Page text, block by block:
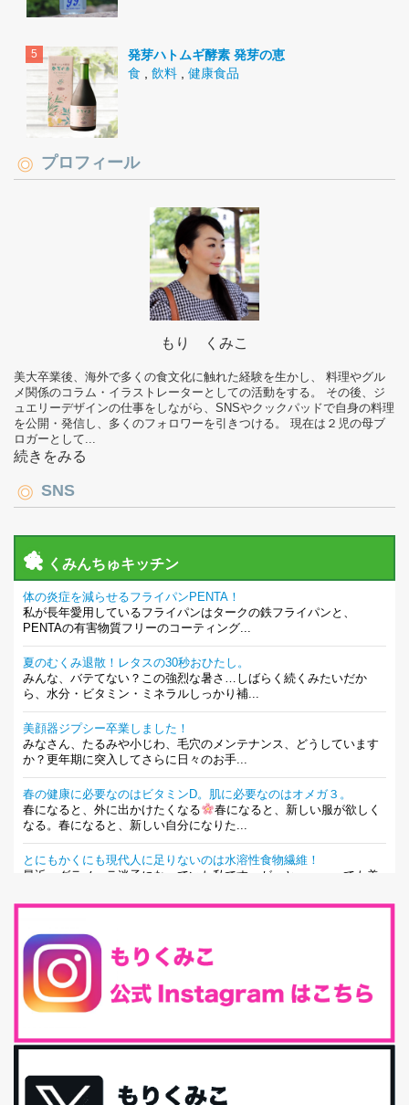
発芽ハトムギ酵素 発芽の恵
食
飲料 健康食品
プロフィール
もり くみこ
美大卒業後、海外で多くの食文化に触れた経験を生かし、 料理やグル
メ関係のコラム・イラストレーターとしての活動をする。 その後、ジ
ュエリーデザインの仕事をしながら、SNSやクックパッドで自身の料理
を公開・発信し、多くのフォロワーを引きつける。 現在は２児の母ブ
ロガーとして...
続きをみる
SNS
くみんちゅキッチン
体の炎症を減らせるフライパンPENTA！
私が長年愛用しているフライパンはタークの鉄フライパンと、
PENTAの有害物質フリーのコーティング...
夏のむくみ退散！レタスの30秒おひたし。
みんな、バテてない？この強烈な暑さ…しばらく続くみたいだか
ら、水分・ビタミン・ミネラルしっかり補...
美顔器ジプシー卒業しました！
みなさん、たるみや小じわ、毛穴のメンテナンス、どうしています
か？更年期に突入してさらに日々のお手...
春の健康に必要なのはビタミンD。肌に必要なのはオメガ３。
春になると、外に出かけたくなる
春になると、新しい服が欲しく
なる。春になると、新しい自分になりた...
とにもかくにも現代人に足りないのは水溶性食物繊維！
最近、グラノーラ迷子になっていた私です。が、と〜〜〜っても美
腸内環境を整えることは、健康維持の中でいっちばん大事！だと私
は思っています。 ヒトの免...
iHerb特大セール終了間近！みんな何買う？
最近お風呂上がりの炭酸水をシリカシリカにしているんだけど確か
今回は、最近毎回定期的に購入している「楽天ふるさと納税」の返
礼品トップ５を紹介します。今までいろ...